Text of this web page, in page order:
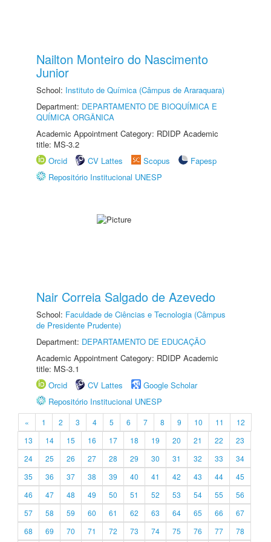
Nailton Monteiro do Nascimento
Junior
School: Instituto de Química (Câmpus de Araraquara)
Department: DEPARTAMENTO DE BIOQUÍMICA E
QUÍMICA ORGÂNICA
Academic Appointment Category: RDIDP Academic
title: MS-3.2
Orcid
CV Lattes Scopus
Fapesp
Repositório Institucional UNESP
Nair Correia Salgado de Azevedo
School: Faculdade de Ciências e Tecnologia (Câmpus
de Presidente Prudente)
Department: DEPARTAMENTO DE EDUCAÇÃO
Academic Appointment Category: RDIDP Academic
title: MS-3.1
Orcid
CV Lattes
Google Scholar
Repositório Institucional UNESP
« 1 2 3 4 5 6 7 8 9 10 11
12
13
14 15 16 17 18 19 20 21 22
23
24
25 26 27 28 29 30 31 32 33
34
35
36 37 38 39 40 41 42 43 44
45
46
47 48 49 50 51 52 53 54 55
56
57
58 59 60 61 62 63 64 65 66
67
68
69 70 71 72 73 74 75 76 77
78